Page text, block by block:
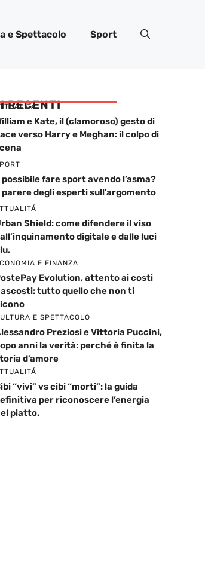
e Spettacolo Sport
RECENTI
e Kate, il (clamoroso) gesto di
verso Harry e Meghan: il colpo di
possibile fare sport avendo l’asma?
parere degli esperti sull’argomento
Shield: come difendere il viso
digitale e dalle luci
E FINANZA
Evolution, attento ai costi
tutto quello che non ti
E SPETTACOLO
Preziosi e Vittoria Puccini,
anni la verità: perché è finita la
d’amore
“vivi” vs cibi “morti”: la guida
per riconoscere l’energia
piatto.